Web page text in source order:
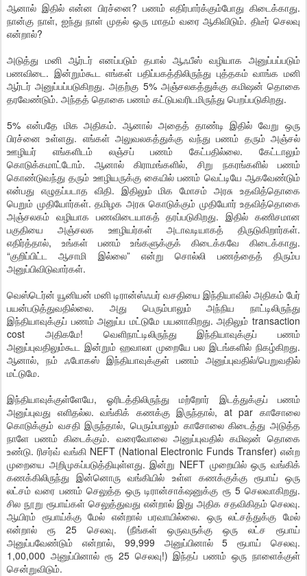
ஆனால் இதில் என்ன பிரச்னை? பணம் எதிர்பார்க்கும்போது கிடைக்காது.
நான்கு நாள், ஐந்து நாள் முதல் ஒரு மாதம் வரை ஆகிவிடும். திடீர் செலவு
என்றால்?
அடுத்து மனி ஆர்டர் எனப்படும் தபால் ஆஃபீஸ் வழியாக அனுப்பப்படும்
பணவிடை. இன்றும்கூட எங்கள் பதிப்பகத்திலிருந்து புத்தகம் வாங்க மனி
ஆர்டர் அனுப்பப்படுகிறது. அதற்கு 5% அஞ்சலகத்துக்கு கமிஷன் தொகை
தரவேண்டும். அந்தத் தொகை பணம் கட்டுபவரிடமிருந்து பெறப்படுகிறது.
5% என்பதே மிக அதிகம். ஆனால் அதைத் தாண்டி இதில் வேறு ஒரு
பிரச்னை உள்ளது. எங்கள் அலுவலகத்துக்கு வந்து பணம் தரும் அஞ்சல்
ஊழியர் எங்களிடம் லஞ்சப் பணம் கேட்பதில்லை. கேட்டாலும்
கொடுக்கமாட்டோம். ஆனால் கிராமங்களில், சிறு நகரங்களில் பணம்
கொண்டுவந்து தரும் ஊழியருக்கு கையில் பணம் வெட்டியே ஆகவேண்டும்
என்பது எழுதப்படாத விதி. இதிலும் மிக மோசம் அரசு உதவித்தொகை
பெறும் முதியோர்கள். தமிழக அரசு கொடுக்கும் முதியோர் உதவித்தொகை
அஞ்சலகம் வழியாக பணவிடையாகத் தரப்படுகிறது. இதில் கணிசமான
பகுதியை அஞ்சலக ஊழியர்கள் அடாவடியாகத் திருடுகிறார்கள்.
எதிர்த்தால், உங்கள் பணம் உங்களுக்குக் கிடைக்கவே கிடைக்காது.
“குறிப்பிட்ட ஆசாமி இல்லை” என்று சொல்லி பணத்தைத் திரும்ப
அனுப்பிவிடுவார்கள்.
வெஸ்டெர்ன் யூனியன் மனி டிரான்ஸ்ஃபர் வசதியை இந்தியாவில் அதிகம் பேர்
பயன்படுத்துவதில்லை. அது பெரும்பாலும் அந்நிய நாட்டிலிருந்து
இந்தியாவுக்குப் பணம் அனுப்ப மட்டுமே பயனாகிறது. அதிலும் transaction
cost அதிகமே! வெளிநாட்டிலிருந்து இந்தியாவுக்குப் பணம்
அனுப்புவதிலும்கூட இன்றும் ஹவாலா முறையே பல இடங்களில் நிகழ்கிறது.
ஆனால், நம் ஃபோகஸ் இந்தியாவுக்குள் பணம் அனுப்புவதில்/பெறுவதில்
மட்டுமே.
இந்தியாவுக்குள்ளேயே, ஓரிடத்திலிருந்து மற்றோர் இடத்துக்குப் பணம்
அனுப்புவது எளிதல்ல. வங்கிக் கணக்கு இருந்தால், at par காசோலை
கொடுக்கும் வசதி இருந்தால், பெரும்பாலும் காசோலை கிடைத்து அடுத்த
நாளே பணம் கிடைக்கும். வரைவோலை அனுப்புவதில் கமிஷன் தொகை
உண்டு. ரிசர்வ் வங்கி NEFT (National Electronic Funds Transfer) என்ற
முறையை அறிமுகப்படுத்தியுள்ளது. இன்று NEFT முறையில் ஒரு வங்கிக்
கணக்கிலிருந்து இன்னொரு வங்கியில் உள்ள கணக்குக்கு ரூபாய் ஒரு
லட்சம் வரை பணம் செலுத்த ஒரு டிரான்சாக்‌ஷனுக்கு ரூ 5 செலவாகிறது.
சில நூறு ரூபாய்கள் செலுத்துவது என்றால் இது அதிக சதவிகிதம் செலவு.
ஆயிரம் ரூபாய்க்கு மேல் என்றால் பரவாயில்லை. ஒரு லட்சத்துக்கு மேல்
என்றால் ரூ 25 செலவு. (நீங்கள் ஒருவருக்கு ஒரு லட்ச ரூபாய்
அனுப்பவேண்டும் என்றால், 99,999 அனுப்பினால் 5 ரூபாய் செலவு.
1,00,000 அனுப்பினால் ரூ 25 செலவு!) இந்தப் பணம் ஒரு நாளைக்குள்
சென்றுவிடும்.